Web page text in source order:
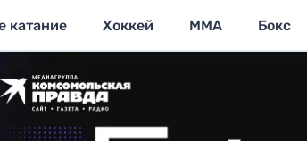
катание Хоккей MMA Бокс